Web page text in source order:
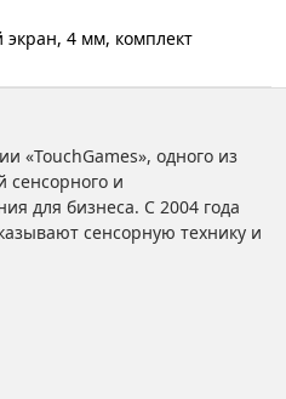
экран, 4 мм, комплект
«TouchGames», одного из
сенсорного и
для бизнеса. С 2004 года
сенсорную технику и